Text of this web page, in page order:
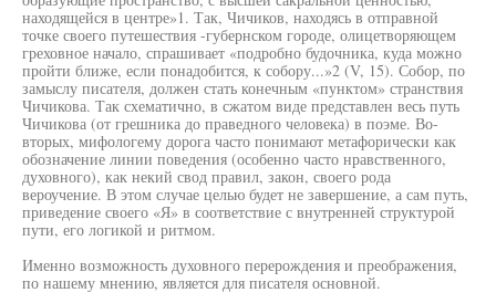
находящейся в центре»1. Так, Чичиков, находясь в отправной
точке своего путешествия -губернском городе, олицетворяющем
греховное начало, спрашивает «подробно будочника, куда можно
пройти ближе, если понадобится, к собору...»2 (V, 15). Собор, по
замыслу писателя, должен стать конечным «пунктом» странствия
Чичикова. Так схематично, в сжатом виде представлен весь путь
Чичикова (от грешника до праведного человека) в поэме. Во-
вторых, мифологему дорога часто понимают метафорически как
обозначение линии поведения (особенно часто нравственного,
духовного), как некий свод правил, закон, своего рода
вероучение. В этом случае целью будет не завершение, а сам путь,
приведение своего «Я» в соответствие с внутренней структурой
пути, его логикой и ритмом.
Именно возможность духовного перерождения и преображения,
по нашему мнению, является для писателя основной.